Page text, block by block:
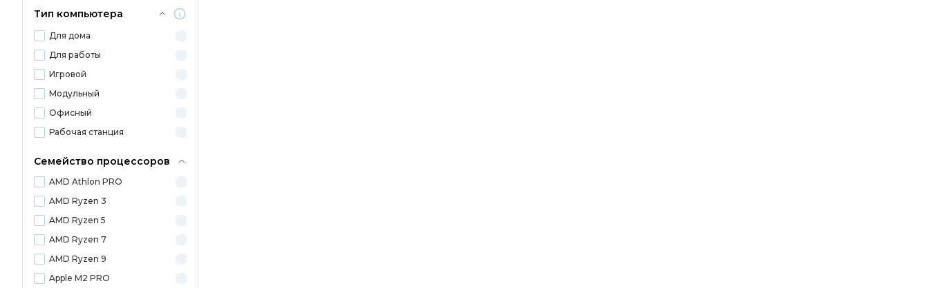
Тип компьютера
Для дома
Для работы
Игровой
Модульный
Офисный
Рабочая станция
Семейство процессоров
AMD Athlon PRO
AMD Ryzen 3
AMD Ryzen 5
AMD Ryzen 7
AMD Ryzen 9
Apple M2 PRO